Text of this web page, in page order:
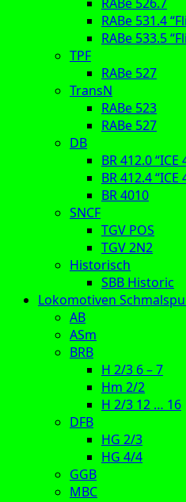
RABe 531.4
RABe 533.5
TPF
RABe 527
TransN
RABe 523
RABe 527
DB
BR 412.0 “ICE
BR 412.4 “ICE
BR 4010
SNCF
TGV POS
TGV 2N2
Historisch
SBB Historic
Lokomotiven
AB
ASm
BRB
H 2/3 6 – 7
Hm 2/2
H 2/3 12 … 16
DFB
HG 2/3
HG 4/4
GGB
MBC